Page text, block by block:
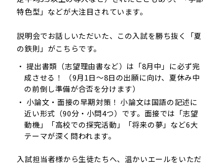
特色型」などが大注目されています。
説明会でお話しいただいた、この入試を勝ち抜く「夏
の鉄則」がこちらです。
提出書類（志望理由書など）は「8月中」に必ず完
成させる！ （9月1日〜8日の出願に向け、夏休み中
の前倒し準備が合否を分けます）
小論文・面接の早期対策！ 小論文は国語の記述に
近い形式（90分・小問4つ）です。面接では「志望
動機」「高校での探究活動」「将来の夢」など6大
テーマが深く問われます。
入試担当者様から生徒たちへ、温かいエールをいただ